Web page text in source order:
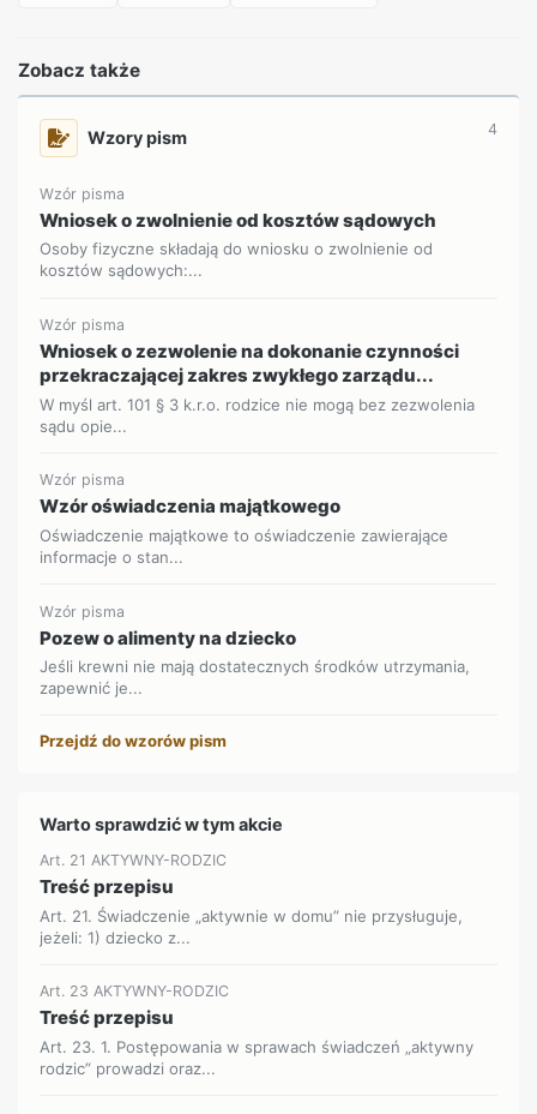
Zobacz także
Wzory pism 4
Wzór pisma
Wniosek o zwolnienie od kosztów sądowych
Osoby fizyczne składają do wniosku o zwolnienie od
kosztów sądowych:...
Wzór pisma
Wniosek o zezwolenie na dokonanie czynności
przekraczającej zakres zwykłego zarządu...
W myśl art. 101 § 3 k.r.o. rodzice nie mogą bez zezwolenia
sądu opie...
Wzór pisma
Wzór oświadczenia majątkowego
Oświadczenie majątkowe to oświadczenie zawierające
informacje o stan...
Wzór pisma
Pozew o alimenty na dziecko
Jeśli krewni nie mają dostatecznych środków utrzymania,
zapewnić je...
Przejdź do wzorów pism
Warto sprawdzić w tym akcie
Art. 21 AKTYWNY-RODZIC
Treść przepisu
Art. 21. Świadczenie „aktywnie w domu” nie przysługuje,
jeżeli: 1) dziecko z...
Art. 23 AKTYWNY-RODZIC
Treść przepisu
Art. 23. 1. Postępowania w sprawach świadczeń „aktywny
rodzic” prowadzi oraz...